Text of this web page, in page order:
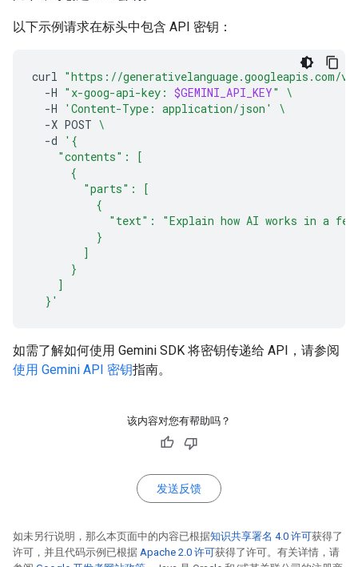
以下示例请求在标头中包含 API 密钥：
curl "https://generativelanguage.googleapis.com/
-H "x-goog-api-key: $GEMINI_API_KEY"
\
-H
'Content-Type: application/json'
\
-X POST \
-d
'{
    "contents": [
      {
        "parts": [
          {
"text": "Explain how AI works in a
          }
        ]
      }
    ]
  }'
如需了解如何使用 Gemini SDK 将密钥传递给 API，请参阅
使用 Gemini API 密钥指南。
该内容对您有帮助吗？
发送反馈
如未另行说明，那么本页面中的内容已根据知识共享署名 4.0 许可获得了
许可，并且代码示例已根据 Apache 2.0 许可获得了许可。有关详情，请